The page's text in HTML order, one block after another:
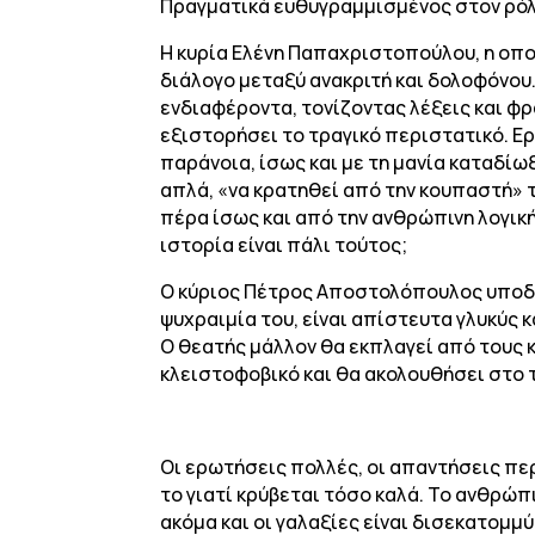
Πραγματικά ευθυγραμμισμένος στον
Η κυρία Ελένη Παπαχριστοπούλου, η
διάλογο μεταξύ ανακριτή και
ενδιαφέροντα, τονίζοντας λέξεις και
εξιστορήσει το τραγικό περιστατικό.
παράνοια, ίσως και με τη μανία
απλά, «να κρατηθεί από την
πέρα ίσως και από την ανθρώπινη
ιστορία είναι πάλι τούτος;
Ο κύριος Πέτρος Αποστολόπουλος
ψυχραιμία του, είναι απίστευτα
Ο θεατής μάλλον θα εκπλαγεί από τους
κλειστοφοβικό και θα ακολουθήσει στο
Οι ερωτήσεις πολλές, οι απαντήσεις
το γιατί κρύβεται τόσο καλά. Το
ακόμα και οι γαλαξίες είναι